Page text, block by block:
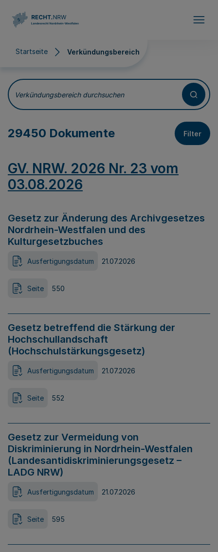
Startseite Verkündungsbereich
Verkündungsbereich
Verkündungsbereich durchsuchen
29450 Dokumente Filter
GV. NRW. 2026 Nr. 23 vom
03.08.2026
Gesetz zur Änderung des Archivgesetzes
Nordrhein-Westfalen und des
Kulturgesetzbuches
Ausfertigungsdatum 21.07.2026
Seite 550
Gesetz betreffend die Stärkung der
Hochschullandschaft
(Hochschulstärkungsgesetz)
Ausfertigungsdatum 21.07.2026
Seite 552
Gesetz zur Vermeidung von
Diskriminierung in Nordrhein-Westfalen
(Landesantidiskriminierungsgesetz –
LADG NRW)
Ausfertigungsdatum 21.07.2026
Seite 595